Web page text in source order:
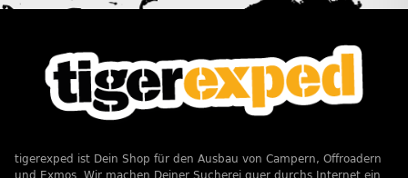
tigerexped ist Dein Shop für den Ausbau von Campern, Offroadern